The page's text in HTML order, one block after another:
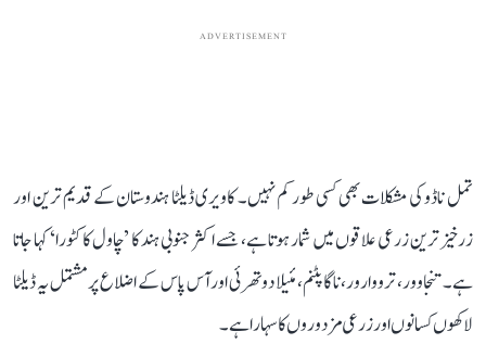
ADVERTISEMENT
تمل ناڈو کی مشکلات بھی کسی طور کم نہیں۔ کاویری ڈیلٹا ہندوستان کے قدیم ترین اور
زرخیز ترین زرعی علاقوں میں شمار ہوتا ہے، جسے اکثر جنوبی ہند کا ’چاول کا کٹورا‘ کہا جاتا
ہے۔ تنجاوور، ترووارور، ناگاپٹنم، مئیلا دوتھرئی اور آس پاس کے اضلاع پر مشتمل یہ ڈیلٹا
لاکھوں کسانوں اور زرعی مزدوروں کا سہارا ہے۔